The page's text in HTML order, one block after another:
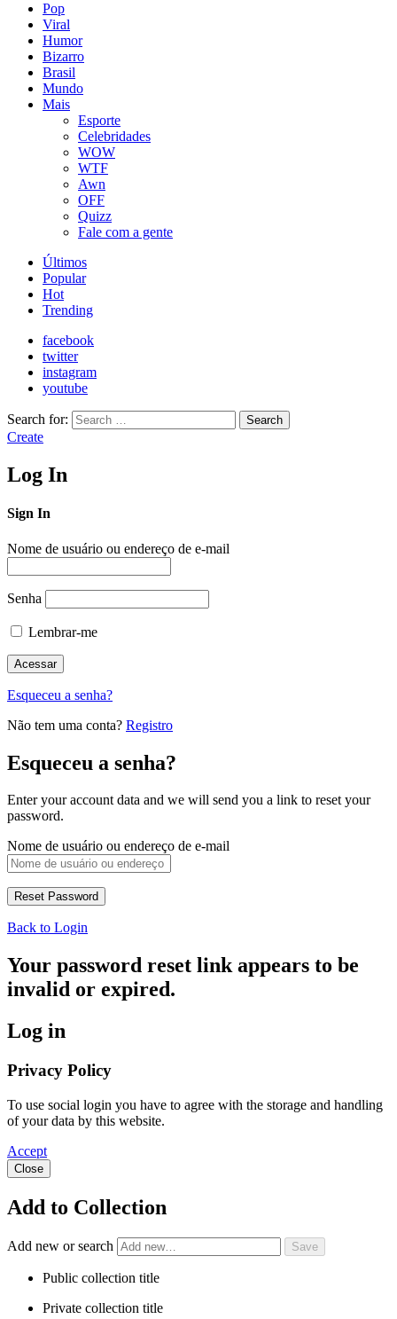
Pop
Viral
Humor
Bizarro
Brasil
Mundo
Mais
Esporte
Celebridades
WOW
WTF
Awn
OFF
Quizz
Fale com a gente
Últimos
Popular
Hot
Trending
facebook
twitter
instagram
youtube
Search for: Search
Create
Log In
Sign In
Nome de usuário ou endereço de e-mail
Senha
Lembrar-me
Esqueceu a senha?
Não tem uma conta? Registro
Esqueceu a senha?
Enter your account data and we will send you a link to reset your
password.
Nome de usuário ou endereço de e-mail
Back to Login
Your password reset link appears to be
invalid or expired.
Log in
Privacy Policy
To use social login you have to agree with the storage and handling
of your data by this website.
Accept
Close
Add to Collection
Add new or search
Public collection title
Private collection title